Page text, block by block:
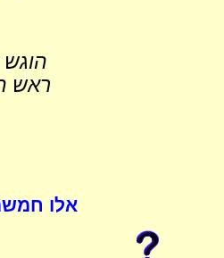
הוגש
ראש
אלו